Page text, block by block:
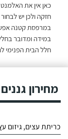
כאן אין את
במרפסת קטנה
במידה ומדובר בחלל
חלל הבית הפנימי
מחירון גננים
כריתת עצים, גיזום עץ קטן (4 מטר),